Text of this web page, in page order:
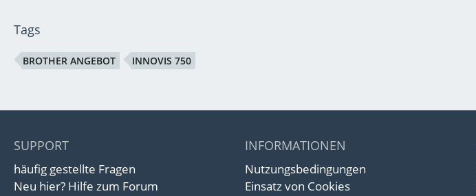
Tags
BROTHER ANGEBOT INNOVIS 750
SUPPORT
häufig gestellte Fragen
Neu hier? Hilfe zum Forum
INFORMATIONEN
Nutzungsbedingungen
Einsatz von Cookies